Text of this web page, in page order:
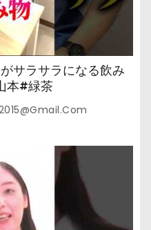
サラサラになる飲み
本#緑茶